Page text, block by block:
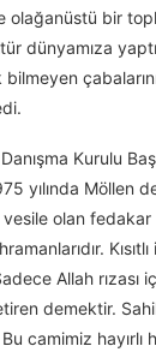
olağanüstü bir
dünyamıza
Kurulu
yılında Möllen
olan
Allah rızası
demektir.
camimiz hayırlı